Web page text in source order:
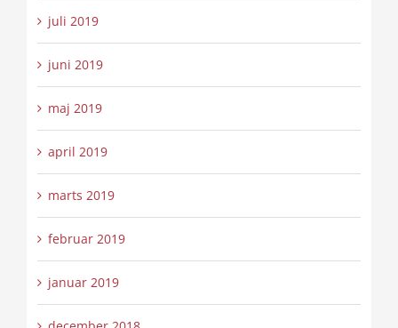
juli 2019
juni 2019
maj 2019
april 2019
marts 2019
februar 2019
januar 2019